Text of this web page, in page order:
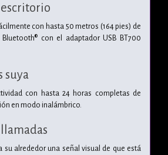
escritorio
con hasta 50 metros (164 pies) de
con el adaptador USB BT700
suya
con hasta 24 horas completas de
en modo inalámbrico.
su alrededor una señal visual de que está